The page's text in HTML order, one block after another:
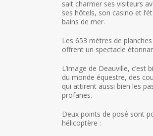
sait charmer ses visiteurs
ses hôtels, son casino et
bains de mer.
Les 653 mètres de
offrent un spectacle
L’image de Deauville, c’est
du monde équestre, des
qui attirent aussi bien les
profanes.
Deux points de posé sont
hélicoptère :